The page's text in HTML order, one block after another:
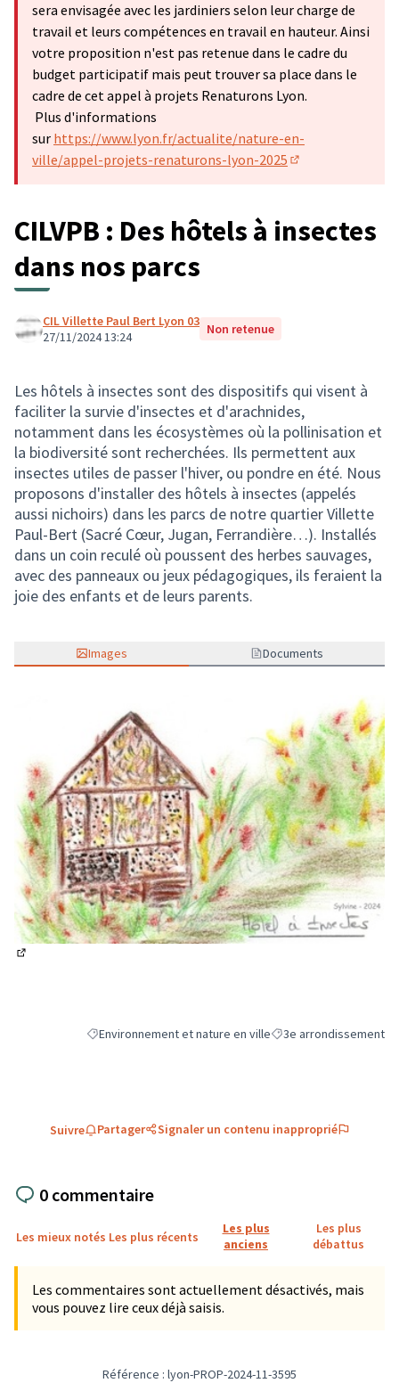
sera envisagée avec les jardiniers selon leur charge de
travail et leurs compétences en travail en hauteur. Ainsi
votre proposition n'est pas retenue dans le cadre du
budget participatif mais peut trouver sa place dans le
cadre de cet appel à projets Renaturons Lyon.
Plus d'informations
sur https://www.lyon.fr/actualite/nature-en-
ville/appel-projets-renaturons-lyon-2025
CILVPB : Des hôtels à insectes
dans nos parcs
CIL Villette Paul Bert Lyon 03
27/11/2024 13:24
Non retenue
Les hôtels à insectes sont des dispositifs qui visent à
faciliter la survie d'insectes et d'arachnides,
notamment dans les écosystèmes où la pollinisation et
la biodiversité sont recherchées. Ils permettent aux
insectes utiles de passer l'hiver, ou pondre en été. Nous
proposons d'installer des hôtels à insectes (appelés
aussi nichoirs) dans les parcs de notre quartier Villette
Paul-Bert (Sacré Cœur, Jugan, Ferrandière…). Installés
dans un coin reculé où poussent des herbes sauvages,
avec des panneaux ou jeux pédagogiques, ils feraient la
joie des enfants et de leurs parents.
Images Documents
Filtrer les résultats de la catégorie : Environnement et
Environnement et nature en villeFiltrer les résultats
3e arrondissement
Suivre Partager Signaler un contenu inapproprié
0 commentaire
Les mieux notés Les plus récents
Les plus
anciens
Les plus
débattus
Les commentaires sont actuellement désactivés, mais
vous pouvez lire ceux déjà saisis.
Référence : lyon-PROP-2024-11-3595